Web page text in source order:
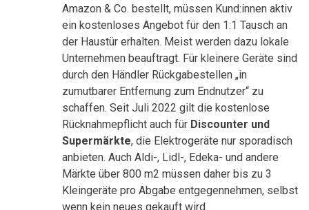
Amazon & Co. bestellt, müssen Kund:innen aktiv
ein kostenloses Angebot für den 1:1 Tausch an
der Haustür erhalten. Meist werden dazu lokale
Unternehmen beauftragt. Für kleinere Geräte sind
durch den Händler Rückgabestellen „in
zumutbarer Entfernung zum Endnutzer“ zu
schaffen. Seit Juli 2022 gilt die kostenlose
Rücknahmepflicht auch für Discounter und
Supermärkte, die Elektrogeräte nur sporadisch
anbieten. Auch Aldi-, Lidl-, Edeka- und andere
Märkte über 800 m2 müssen daher bis zu 3
Kleingeräte pro Abgabe entgegennehmen, selbst
wenn kein neues gekauft wird.